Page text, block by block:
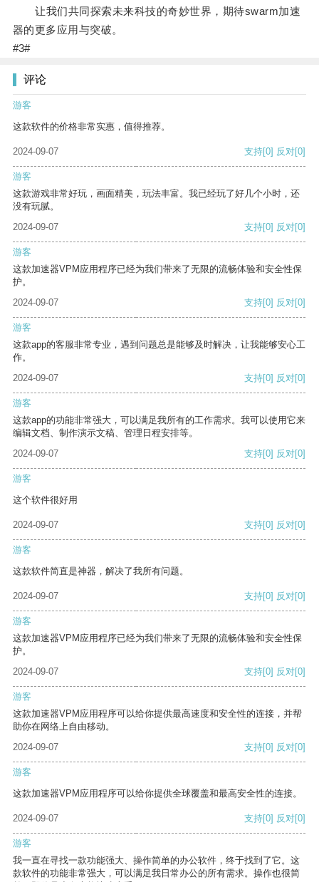
让我们共同探索未来科技的奇妙世界，期待swarm加速
器的更多应用与突破。
#3#
评论
游客
这款软件的价格非常实惠，值得推荐。
2024-09-07 支持[0] 反对[0]
游客
这款游戏非常好玩，画面精美，玩法丰富。我已经玩了好几个小时，还
没有玩腻。
2024-09-07
支持[0] 反对[0]
游客
这款加速器VPM应用程序已经为我们带来了无限的流畅体验和安全性保
护。
2024-09-07
支持[0] 反对[0]
游客
这款app的客服非常专业，遇到问题总是能够及时解决，让我能够安心工
作。
2024-09-07
支持[0] 反对[0]
游客
这款app的功能非常强大，可以满足我所有的工作需求。我可以使用它来
编辑文档、制作演示文稿、管理日程安排等。
2024-09-07
支持[0] 反对[0]
游客
这个软件很好用
2024-09-07 支持[0] 反对[0]
游客
这款软件简直是神器，解决了我所有问题。
2024-09-07 支持[0] 反对[0]
游客
这款加速器VPM应用程序已经为我们带来了无限的流畅体验和安全性保
护。
2024-09-07
支持[0] 反对[0]
游客
这款加速器VPM应用程序可以给你提供最高速度和安全性的连接，并帮
助你在网络上自由移动。
2024-09-07
支持[0] 反对[0]
游客
这款加速器VPM应用程序可以给你提供全球覆盖和最高安全性的连接。
2024-09-07 支持[0] 反对[0]
游客
我一直在寻找一款功能强大、操作简单的办公软件，终于找到了它。这
款软件的功能非常强大，可以满足我日常办公的所有需求。操作也很简